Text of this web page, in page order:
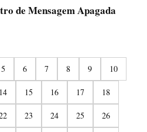
de Mensagem Apagada
5 6 7 8 9 10
14 15 16 17 18
23 24 25 26